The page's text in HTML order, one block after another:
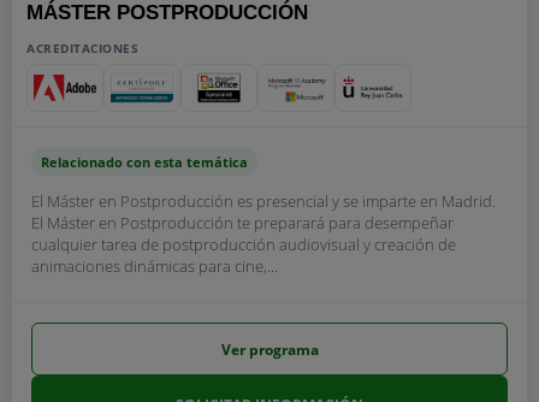
MÁSTER POSTPRODUCCIÓN
ACREDITACIONES
Relacionado con esta temática
El Máster en Postproducción es presencial y se imparte en Madrid.
El Máster en Postproducción te preparará para desempeñar
cualquier tarea de postproducción audiovisual y creación de
animaciones dinámicas para cine,...
Ver programa